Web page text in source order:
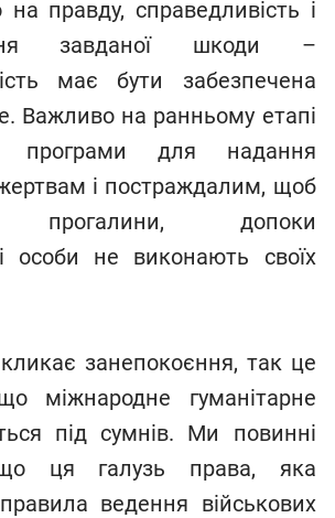
правду, справедливість і
завданої шкоди –
має бути забезпечена
Важливо на ранньому етапі
програми для надання
і постраждалим, щоб
прогалини, допоки
особи не виконають своїх
занепокоєння, так це
міжнародне гуманітарне
під сумнів. Ми повинні
що ця галузь права, яка
ведення військових